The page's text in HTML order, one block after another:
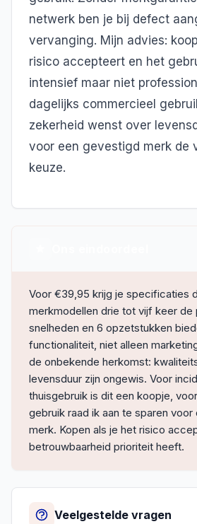
netwerk ben je bij defect
vervanging. Mijn advies:
risico accepteert en het
intensief maar niet
dagelijks commercieel
zekerheid wenst over
voor een gevestigd merk de
keuze.
Voor €39,95 krijg je specificaties
merkmodellen drie tot vijf keer de
snelheden en 6 opzetstukken
functionaliteit, niet alleen
de onbekende herkomst:
levensduur zijn ongewis. Voor
thuisgebruik is dit een koopje,
gebruik raad ik aan te sparen
merk. Kopen als je het risico
betrouwbaarheid prioriteit heeft.
Veelgestelde vragen